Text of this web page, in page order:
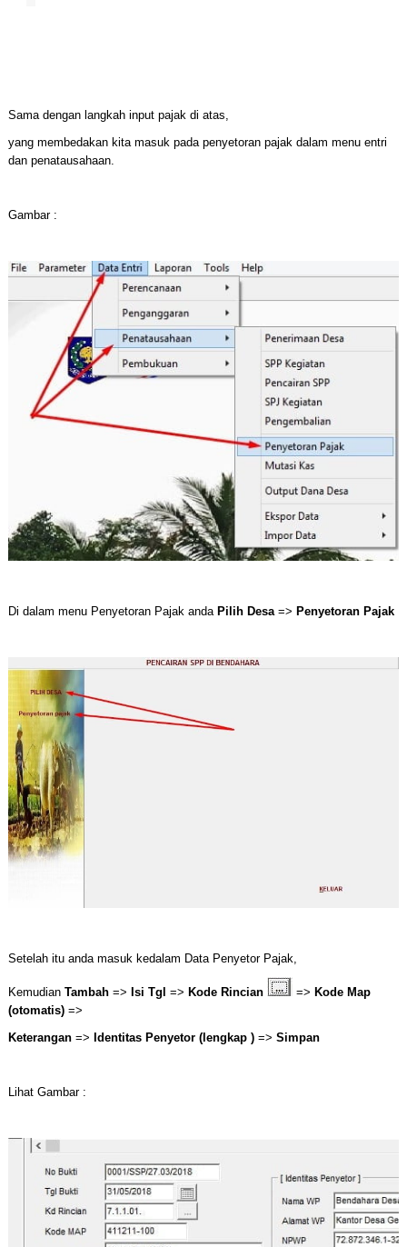
Sama dengan langkah input pajak di atas,
yang membedakan kita masuk pada penyetoran pajak dalam menu entri
dan penatausahaan.
Gambar :
Di dalam menu Penyetoran Pajak anda Pilih Desa=> Penyetoran Pajak
Setelah itu anda masuk kedalam Data Penyetor Pajak,
Kemudian Tambah=> Isi Tgl => Kode Rincian => Kode Map
(otomatis)=>
Keterangan=> Identitas Penyetor (lengkap )=> Simpan
Lihat Gambar :